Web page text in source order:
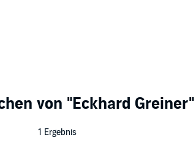
von "Eckhard Greiner"
1 Ergebnis